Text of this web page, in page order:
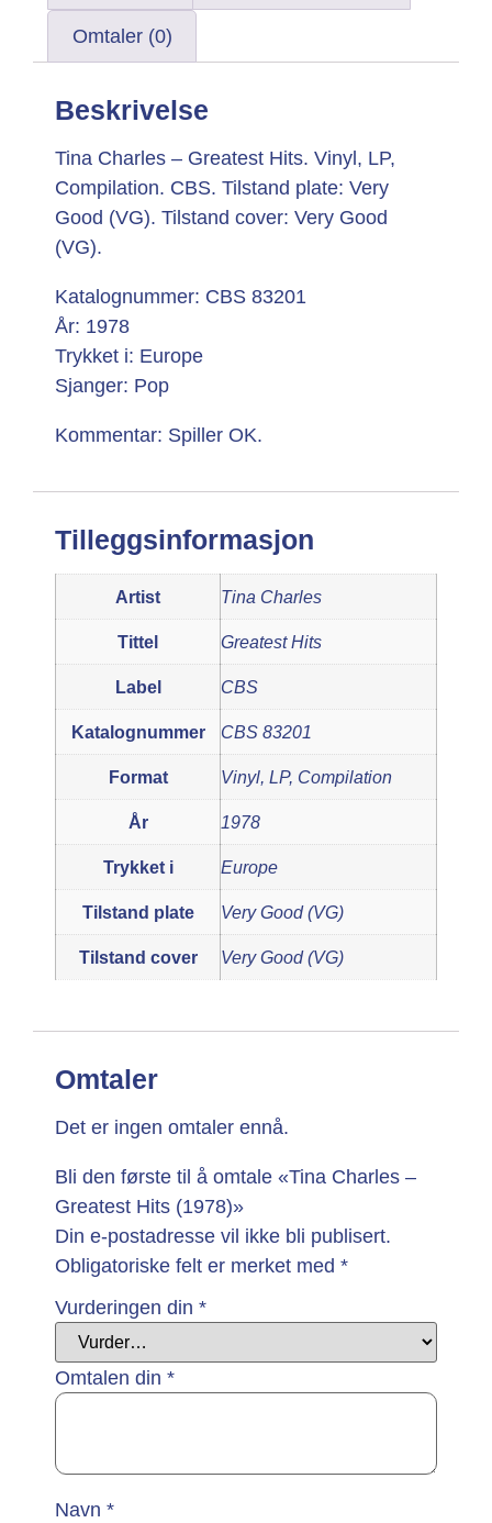
Omtaler (0)
Beskrivelse
Tina Charles – Greatest Hits. Vinyl, LP,
Compilation. CBS. Tilstand plate: Very
Good (VG). Tilstand cover: Very Good
(VG).
Katalognummer: CBS 83201
År: 1978
Trykket i: Europe
Sjanger: Pop
Kommentar: Spiller OK.
Tilleggsinformasjon
Artist Tina Charles
Tittel Greatest Hits
Label CBS
Katalognummer CBS 83201
Format Vinyl, LP, Compilation
År 1978
Trykket i Europe
Tilstand plate Very Good (VG)
Tilstand cover Very Good (VG)
Omtaler
Det er ingen omtaler ennå.
Bli den første til å omtale «Tina Charles –
Greatest Hits (1978)»
Din e-postadresse vil ikke bli publisert.
Obligatoriske felt er merket med *
Vurderingen din *
Omtalen din *
Navn *